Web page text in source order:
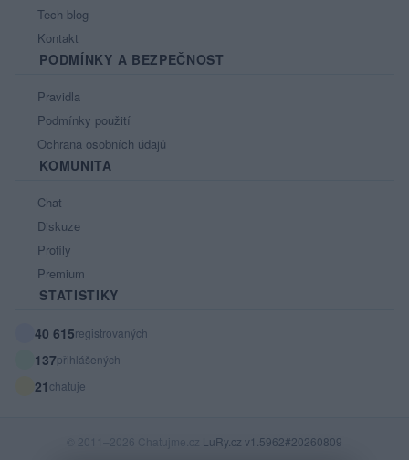
Tech blog
Kontakt
PODMÍNKY A BEZPEČNOST
Pravidla
Podmínky použití
Ochrana osobních údajů
KOMUNITA
Chat
Diskuze
Profily
Premium
STATISTIKY
40 615registrovaných
137přihlášených
21 chatuje
© 2011–2026 Chatujme.cz LuRy.cz v1.5962#20260809